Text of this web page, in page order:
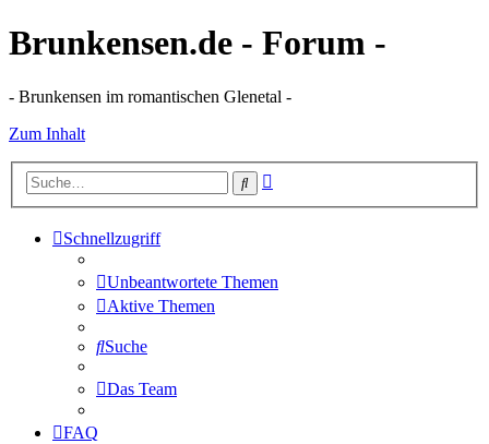
Brunkensen.de - Forum -
- Brunkensen im romantischen Glenetal -
Zum Inhalt
Suche
Schnellzugriff
Unbeantwortete Themen
Aktive Themen
Suche
Das Team
FAQ